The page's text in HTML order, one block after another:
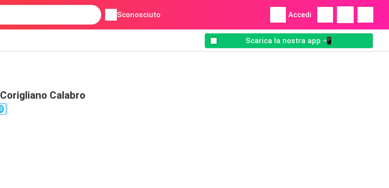
Sconosciuto Accedi
Scarica la nostra app 📲
Calabro